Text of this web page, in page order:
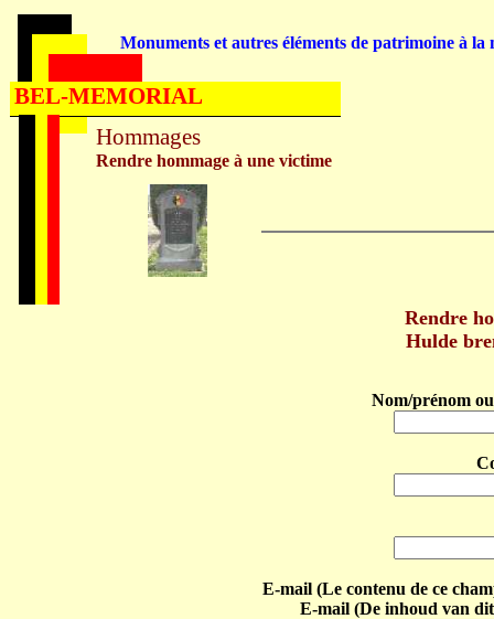
Rendre
Hulde
Nom/prénom
E-mail (Le contenu de ce
E-mail (De inhoud van
Hommages
Rendre hommage à une victime
Monuments et autres éléments de patrimoine à la
BEL-MEMORIAL